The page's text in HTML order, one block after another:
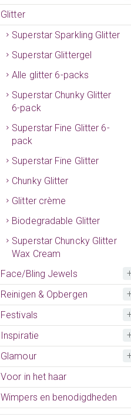
Glitter
Superstar Sparkling Glitter
Superstar Glittergel
Alle glitter 6-packs
Superstar Chunky Glitter
6-pack
Superstar Fine Glitter 6-
pack
Superstar Fine Glitter
Chunky Glitter
Glitter crème
Biodegradable Glitter
Superstar Chuncky Glitter
Wax Cream
Face/Bling Jewels
Reinigen & Opbergen
Festivals
Inspiratie
Glamour
Voor in het haar
Wimpers en benodigdheden